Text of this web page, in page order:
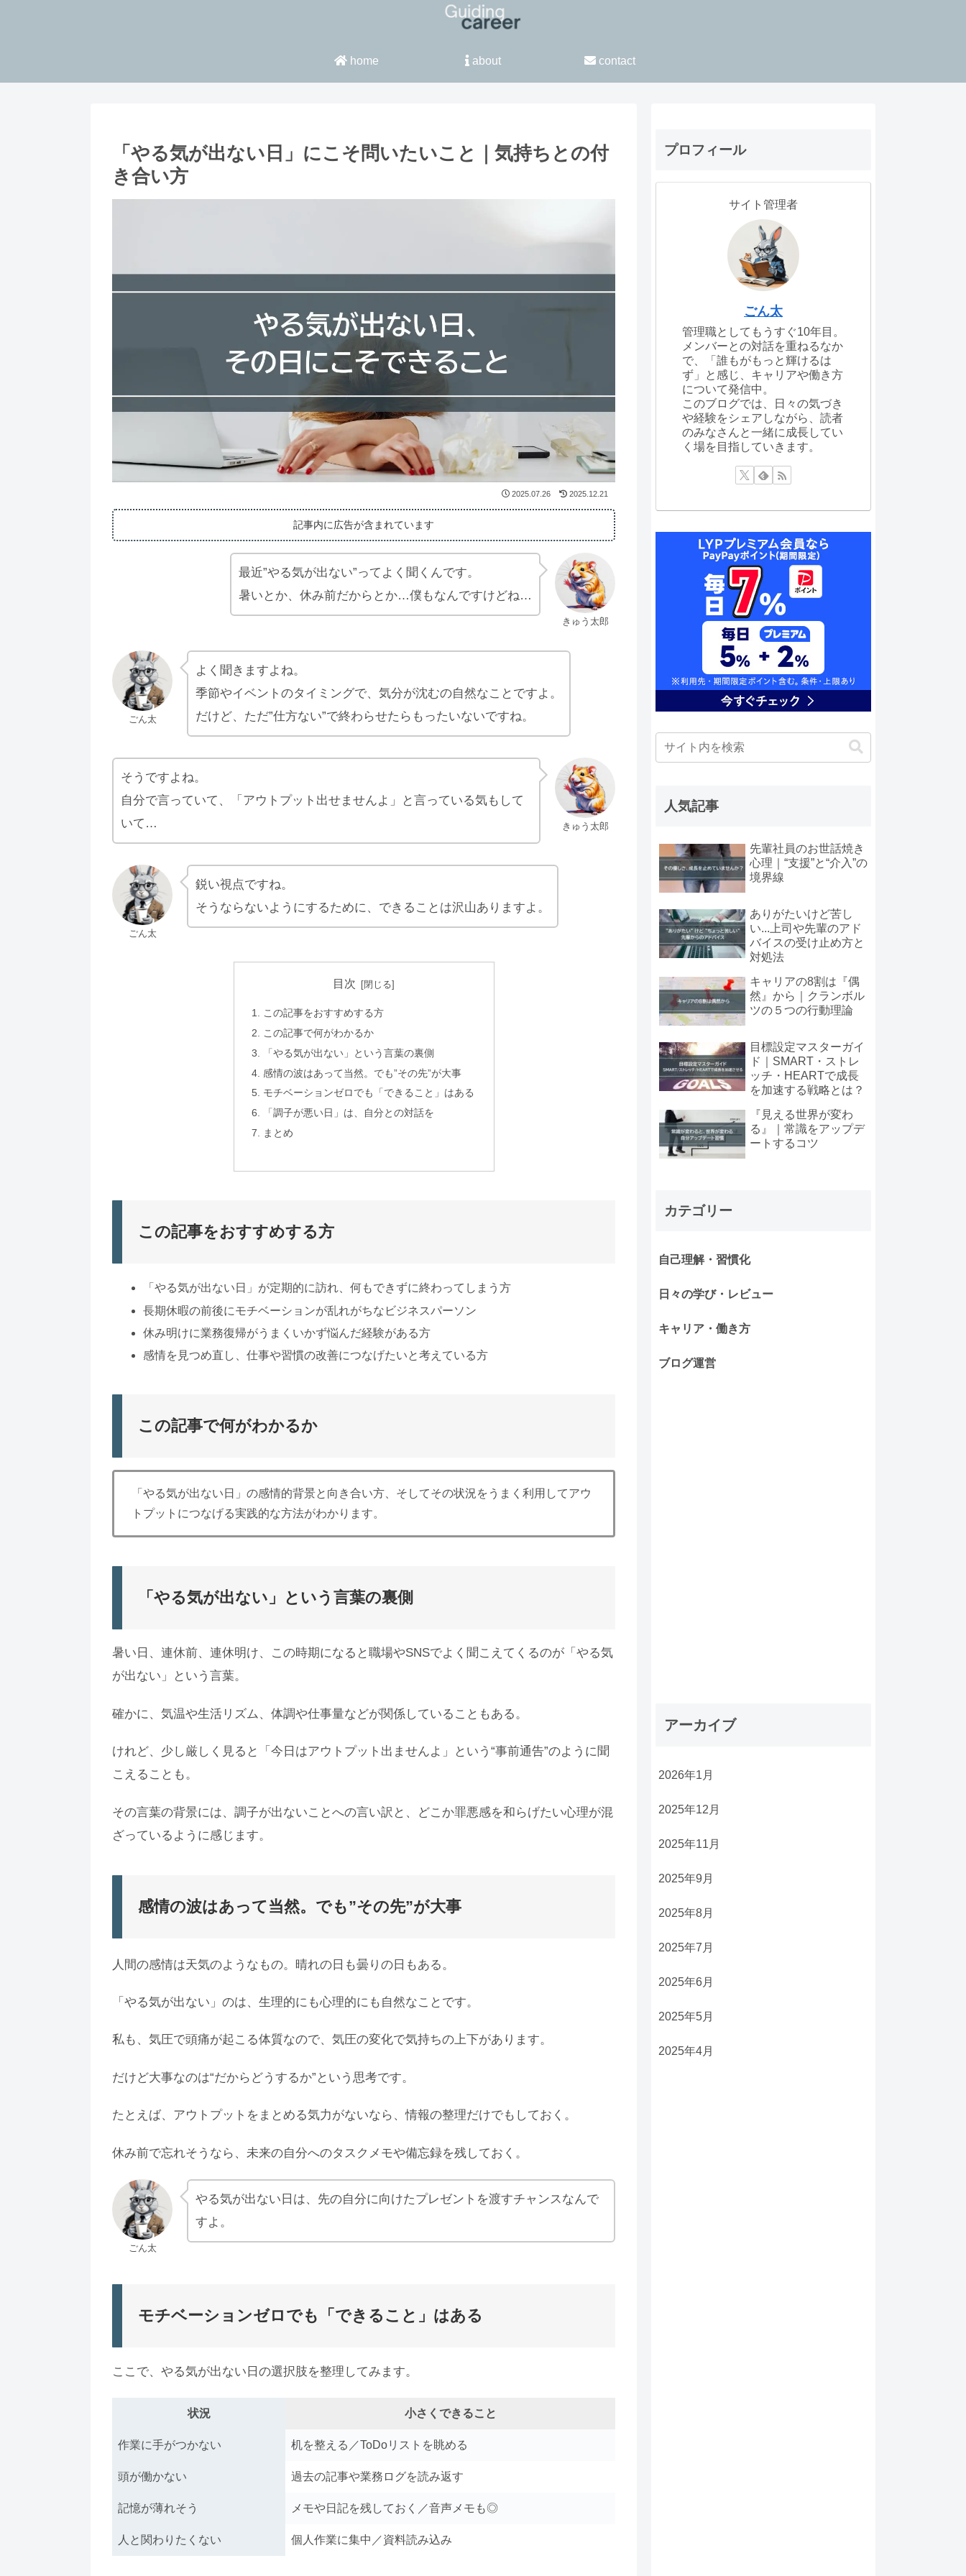
home about contact
「やる気が出ない日」にこそ問いたいこと｜気持ちとの付
き合い方
2025.07.26 2025.12.21
記事内に広告が含まれています
きゅう太郎
最近”やる気が出ない”ってよく聞くんです。
暑いとか、休み前だからとか…僕もなんですけどね…
ごん太
よく聞きますよね。
季節やイベントのタイミングで、気分が沈むの自然なことですよ。
だけど、ただ”仕方ない”で終わらせたらもったいないですね。
きゅう太郎
そうですよね。
自分で言っていて、「アウトプット出せませんよ」と言っている気もして
いて…
ごん太
鋭い視点ですね。
そうならないようにするために、できることは沢山ありますよ。
目次
この記事をおすすめする方
この記事で何がわかるか
「やる気が出ない」という言葉の裏側
感情の波はあって当然。でも”その先”が大事
モチベーションゼロでも「できること」はある
「調子が悪い日」は、自分との対話を
まとめ
この記事をおすすめする方
「やる気が出ない日」が定期的に訪れ、何もできずに終わってしまう方
長期休暇の前後にモチベーションが乱れがちなビジネスパーソン
休み明けに業務復帰がうまくいかず悩んだ経験がある方
感情を見つめ直し、仕事や習慣の改善につなげたいと考えている方
この記事で何がわかるか
「やる気が出ない日」の感情的背景と向き合い方、そしてその状況をうまく利用してアウ
トプットにつなげる実践的な方法がわかります。
「やる気が出ない」という言葉の裏側
暑い日、連休前、連休明け、この時期になると職場やSNSでよく聞こえてくるのが「やる気
が出ない」という言葉。
確かに、気温や生活リズム、体調や仕事量などが関係していることもある。
けれど、少し厳しく見ると「今日はアウトプット出ませんよ」という“事前通告”のように聞
こえることも。
その言葉の背景には、調子が出ないことへの言い訳と、どこか罪悪感を和らげたい心理が混
ざっているように感じます。
感情の波はあって当然。でも”その先”が大事
人間の感情は天気のようなもの。晴れの日も曇りの日もある。
「やる気が出ない」のは、生理的にも心理的にも自然なことです。
私も、気圧で頭痛が起こる体質なので、気圧の変化で気持ちの上下があります。
だけど大事なのは“だからどうするか”という思考です。
たとえば、アウトプットをまとめる気力がないなら、情報の整理だけでもしておく。
休み前で忘れそうなら、未来の自分へのタスクメモや備忘録を残しておく。
ごん太
やる気が出ない日は、先の自分に向けたプレゼントを渡すチャンスなんで
すよ。
モチベーションゼロでも「できること」はある
ここで、やる気が出ない日の選択肢を整理してみます。
状況 小さくできること
作業に手がつかない 机を整える／ToDoリストを眺める
頭が働かない 過去の記事や業務ログを読み返す
記憶が薄れそう メモや日記を残しておく／音声メモも◎
人と関わりたくない 個人作業に集中／資料読み込み
プロフィール
サイト管理者
ごん太
管理職としてもうすぐ10年目。
メンバーとの対話を重ねるなか
で、「誰もがもっと輝けるは
ず」と感じ、キャリアや働き方
について発信中。
このブログでは、日々の気づき
や経験をシェアしながら、読者
のみなさんと一緒に成長してい
く場を目指していきます。
人気記事
先輩社員のお世話焼き
心理｜“支援”と“介入”の
境界線
ありがたいけど苦し
い...上司や先輩のアド
バイスの受け止め方と
対処法
キャリアの8割は『偶
然』から｜クランボル
ツの５つの行動理論
目標設定マスターガイ
ド｜SMART・ストレ
ッチ・HEARTで成長
を加速する戦略とは？
『見える世界が変わ
る』｜常識をアップデ
ートするコツ
カテゴリー
自己理解・習慣化
日々の学び・レビュー
キャリア・働き方
ブログ運営
アーカイブ
2026年1月
2025年12月
2025年11月
2025年9月
2025年8月
2025年7月
2025年6月
2025年5月
2025年4月